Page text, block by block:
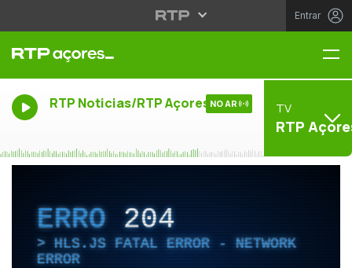
Entrar
RTP Noticias/RTP Açores NO AR TV
RTP
ERRO204
HLS.JS FATAL ERROR - NETWORK
ERROR